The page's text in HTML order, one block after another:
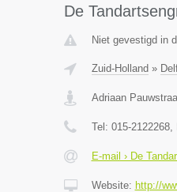
De
Niet gevestigd in
Zuid-Holland »
Adriaan
Tel: 015-2122268,
E-mail › De
Website: http://